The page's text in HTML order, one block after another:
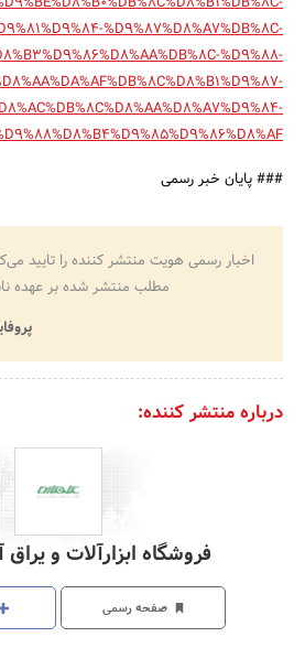
%D9%87%D8%A7%DB%8C-
%D9%88-
### پایان خبر رسمی
اخبار رسمی هویت منتشر کننده را تایید
مطلب منتشر شده بر عهده
درباره منتشر کننده:
فروشگاه ابزارآلات و
صفحه رسمی